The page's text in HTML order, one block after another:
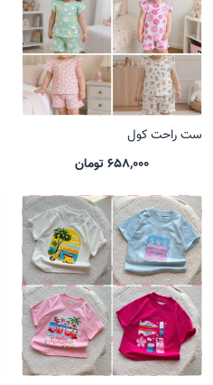
ست راحت کول
658,000 تومان